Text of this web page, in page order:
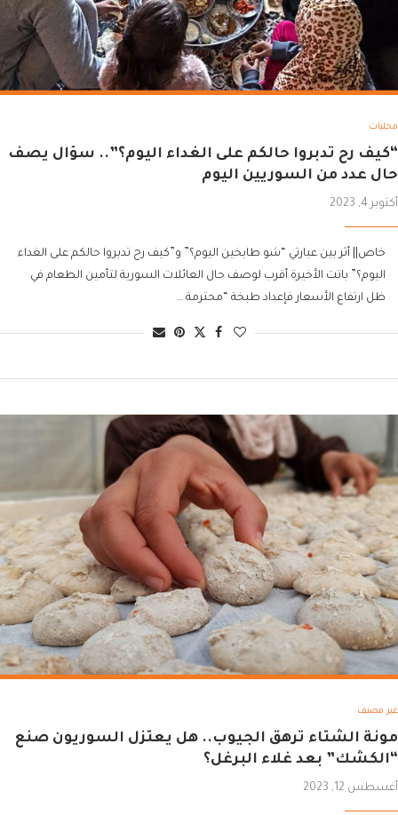
محليات
“كيف رح تدبروا حالكم على الغداء اليوم؟”.. سؤال يصف
حال عدد من السوريين اليوم
أكتوبر 4, 2023
خاص|| أثر بين عبارتي “شو طابخين اليوم؟” و”كيف رح تدبروا حالكم على الغداء
اليوم؟” باتت الأخيرة أقرب لوصف حال العائلات السورية لتأمين الطعام في
ظل ارتفاع الأسعار فإعداد طبخة “محترمة …
غير مصنف
مونة الشتاء ترهق الجيوب.. هل يعتزل السوريون صنع
“الكشك” بعد غلاء البرغل؟
أغسطس 12, 2023